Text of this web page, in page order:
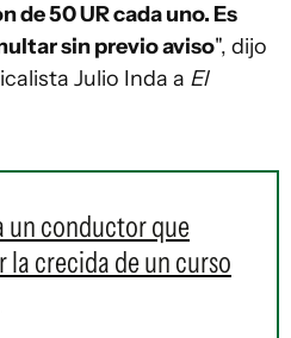
de 50 UR cada uno. Es
sin previo aviso", dijo
Julio Inda a El
un conductor que
crecida de un curso